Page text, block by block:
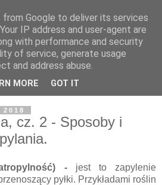
cz. 2 - Sposoby i
- jest to zapylenie
pyłki. Przykładami roślin
Google to deliver its services
IP address and user-agent are
with performance and security
of service, generate usage
and address abuse.
MORE GOT IT